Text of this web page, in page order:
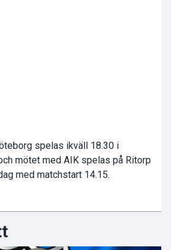
spelas ikväll 18.30 i
mötet med AIK spelas på Ritorp
med matchstart 14.15.